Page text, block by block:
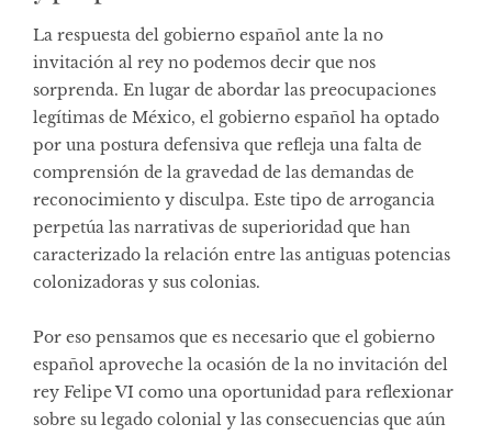
La respuesta del gobierno español ante la no
invitación al rey no podemos decir que nos
sorprenda. En lugar de abordar las preocupaciones
legítimas de México, el gobierno español ha optado
por una postura defensiva que refleja una falta de
comprensión de la gravedad de las demandas de
reconocimiento y disculpa. Este tipo de arrogancia
perpetúa las narrativas de superioridad que han
caracterizado la relación entre las antiguas potencias
colonizadoras y sus colonias.
Por eso pensamos que es necesario que el gobierno
español aproveche la ocasión de la no invitación del
rey Felipe VI como una oportunidad para reflexionar
sobre su legado colonial y las consecuencias que aún